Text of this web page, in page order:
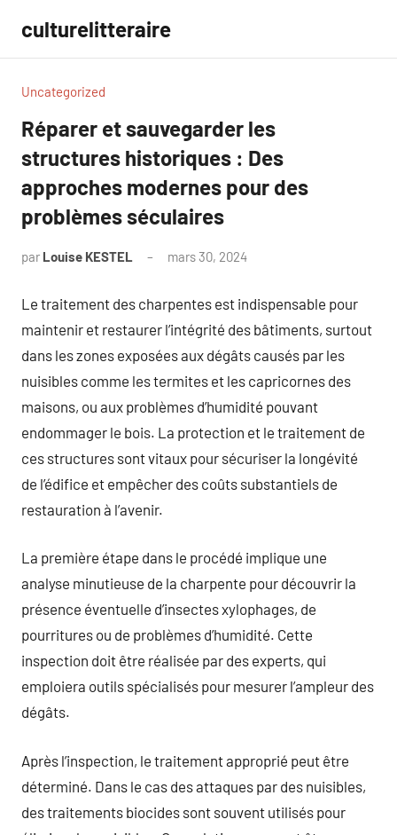
contenu
culturelitteraire
Uncategorized
Réparer et sauvegarder les
structures historiques : Des
approches modernes pour des
problèmes séculaires
par Louise KESTEL mars 30, 2024
Le traitement des charpentes est indispensable pour
maintenir et restaurer l’intégrité des bâtiments, surtout
dans les zones exposées aux dégâts causés par les
nuisibles comme les termites et les capricornes des
maisons, ou aux problèmes d’humidité pouvant
endommager le bois. La protection et le traitement de
ces structures sont vitaux pour sécuriser la longévité
de l’édifice et empêcher des coûts substantiels de
restauration à l’avenir.
La première étape dans le procédé implique une
analyse minutieuse de la charpente pour découvrir la
présence éventuelle d’insectes xylophages, de
pourritures ou de problèmes d’humidité. Cette
inspection doit être réalisée par des experts, qui
emploiera outils spécialisés pour mesurer l’ampleur des
dégâts.
Après l’inspection, le traitement approprié peut être
déterminé. Dans le cas des attaques par des nuisibles,
des traitements biocides sont souvent utilisés pour